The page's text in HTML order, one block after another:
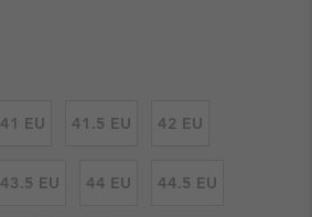
41 EU 41.5 EU 42 EU
43.5 EU 44 EU 44.5 EU